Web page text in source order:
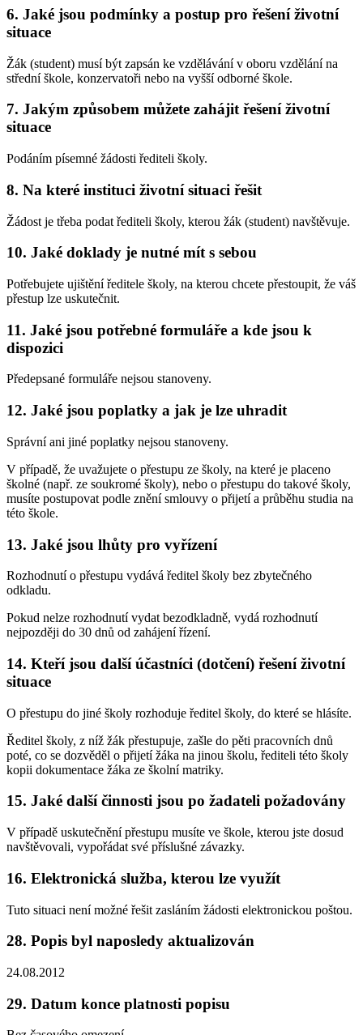
6. Jaké jsou podmínky a postup pro řešení životní
situace
Žák (student) musí být zapsán ke vzdělávání v oboru vzdělání na
střední škole, konzervatoři nebo na vyšší odborné škole.
7. Jakým způsobem můžete zahájit řešení životní
situace
Podáním písemné žádosti řediteli školy.
8. Na které instituci životní situaci řešit
Žádost je třeba podat řediteli školy, kterou žák (student) navštěvuje.
10. Jaké doklady je nutné mít s sebou
Potřebujete ujištění ředitele školy, na kterou chcete přestoupit, že váš
přestup lze uskutečnit.
11. Jaké jsou potřebné formuláře a kde jsou k
dispozici
Předepsané formuláře nejsou stanoveny.
12. Jaké jsou poplatky a jak je lze uhradit
Správní ani jiné poplatky nejsou stanoveny.
V případě, že uvažujete o přestupu ze školy, na které je placeno
školné (např. ze soukromé školy), nebo o přestupu do takové školy,
musíte postupovat podle znění smlouvy o přijetí a průběhu studia na
této škole.
13. Jaké jsou lhůty pro vyřízení
Rozhodnutí o přestupu vydává ředitel školy bez zbytečného
odkladu.
Pokud nelze rozhodnutí vydat bezodkladně, vydá rozhodnutí
nejpozději do 30 dnů od zahájení řízení.
14. Kteří jsou další účastníci (dotčení) řešení životní
situace
O přestupu do jiné školy rozhoduje ředitel školy, do které se hlásíte.
Ředitel školy, z níž žák přestupuje, zašle do pěti pracovních dnů
poté, co se dozvěděl o přijetí žáka na jinou školu, řediteli této školy
kopii dokumentace žáka ze školní matriky.
15. Jaké další činnosti jsou po žadateli požadovány
V případě uskutečnění přestupu musíte ve škole, kterou jste dosud
navštěvovali, vypořádat své příslušné závazky.
16. Elektronická služba, kterou lze využít
Tuto situaci není možné řešit zasláním žádosti elektronickou poštou.
28. Popis byl naposledy aktualizován
24.08.2012
29. Datum konce platnosti popisu